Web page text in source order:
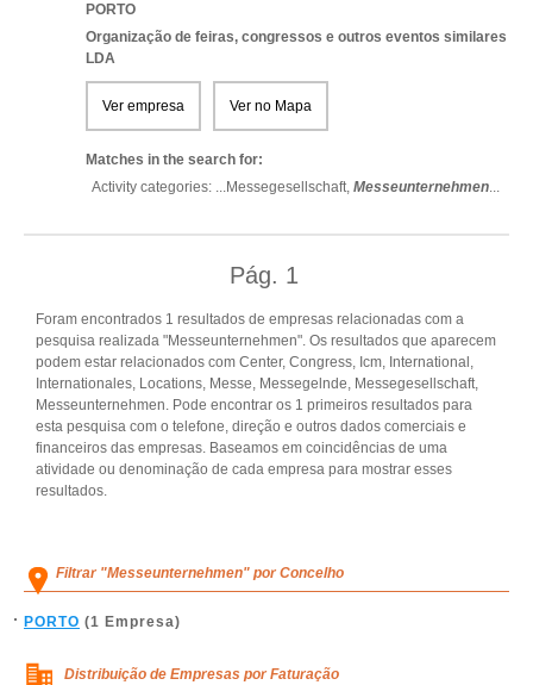
PORTO
Organização de feiras, congressos e outros eventos similares
LDA
Ver empresa Ver no Mapa
Matches in the search for:
Activity categories: ...Messegesellschaft, Messeunternehmen...
Pág. 1
Foram encontrados 1 resultados de empresas relacionadas com a
pesquisa realizada "Messeunternehmen". Os resultados que aparecem
podem estar relacionados com Center, Congress, Icm, International,
Internationales, Locations, Messe, Messegelnde, Messegesellschaft,
Messeunternehmen. Pode encontrar os 1 primeiros resultados para
esta pesquisa com o telefone, direção e outros dados comerciais e
financeiros das empresas. Baseamos em coincidências de uma
atividade ou denominação de cada empresa para mostrar esses
resultados.
Filtrar "Messeunternehmen" por Concelho
PORTO (1 Empresa)
Distribuição de Empresas por Faturação